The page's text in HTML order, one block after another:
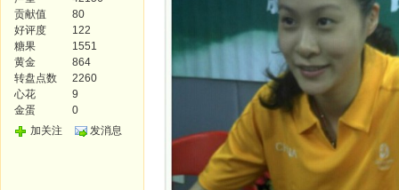
贡献值
80
好评度
122
糖果
1551
黄金
864
转盘点数
2260
心花
9
金蛋
0
加关注
发消息